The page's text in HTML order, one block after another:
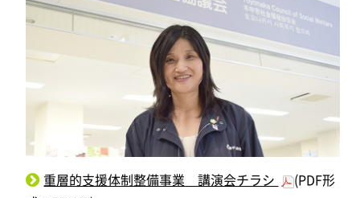
重層的支援体制整備事業 講演会チラシ
(PDF形